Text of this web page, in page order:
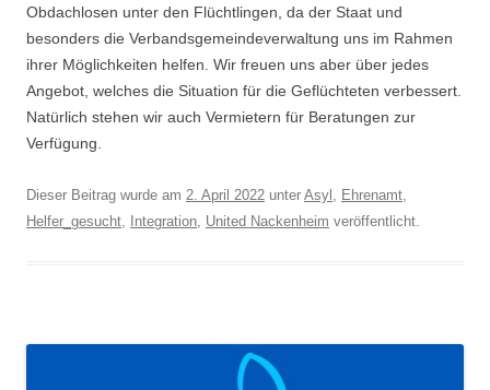
Obdachlosen unter den Flüchtlingen, da der Staat und
besonders die Verbandsgemeindeverwaltung uns im Rahmen
ihrer Möglichkeiten helfen. Wir freuen uns aber über jedes
Angebot, welches die Situation für die Geflüchteten verbessert.
Natürlich stehen wir auch Vermietern für Beratungen zur
Verfügung.
Dieser Beitrag wurde am 2. April 2022 unter Asyl Ehrenamt
Helfer_gesucht Integration United Nackenheim veröffentlicht.